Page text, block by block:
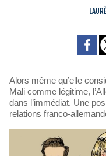
Alors même qu’elle
Mali comme légitime,
dans l’immédiat. Une
relations franco-